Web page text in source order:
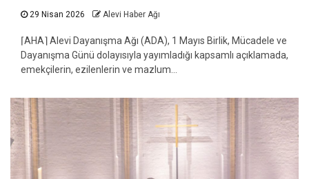
29 Nisan 2026 Alevi Haber Ağı
⌈AHA⌉ Alevi Dayanışma Ağı (ADA), 1 Mayıs Birlik, Mücadele ve
Dayanışma Günü dolayısıyla yayımladığı kapsamlı açıklamada,
emekçilerin, ezilenlerin ve mazlum...